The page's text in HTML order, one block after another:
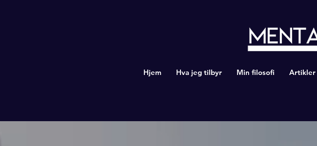
Hjem Hva jeg tilbyr Min filosofi Artikler